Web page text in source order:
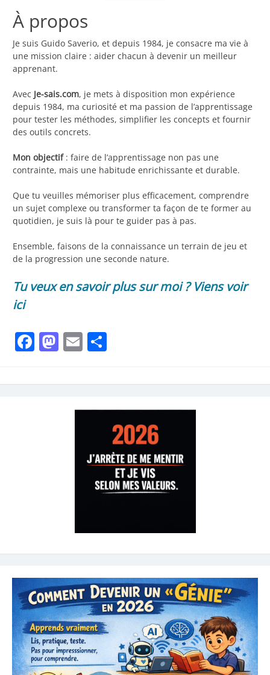
À propos
Je suis Guido Saverio, et depuis 1984, je consacre ma vie à
une mission claire : aider chacun à devenir un meilleur
apprenant.
Avec Je-sais.com, je mets à disposition mon expérience
depuis 1984, ma curiosité et ma passion de l’apprentissage
pour tester les méthodes, simplifier les concepts et fournir
des outils concrets.
Mon objectif: faire de l’apprentissage non pas une
contrainte, mais une habitude enrichissante et durable.
Que tu veuilles mémoriser plus efficacement, comprendre
un sujet complexe ou transformer ta façon de te former au
quotidien, je suis là pour te guider pas à pas.
Ensemble, faisons de la connaissance un terrain de jeu et
de la progression une seconde nature.
Tu veux en savoir plus sur moi ? Viens voir
ici
Facebook
Mastodon
Email